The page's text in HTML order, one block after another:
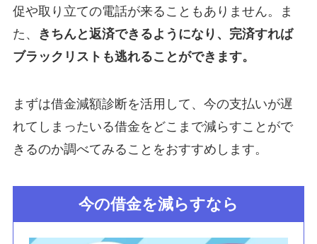
促や取り立ての電話が来ることもありません。ま
た、
きちんと返済できるようになり、完済すれば
ブラックリストも逃れることができます。
まずは借金減額診断を活用して、今の支払いが遅
れてしまったいる借金をどこまで減らすことがで
きるのか調べてみることをおすすめします。
今の借金を減らすなら